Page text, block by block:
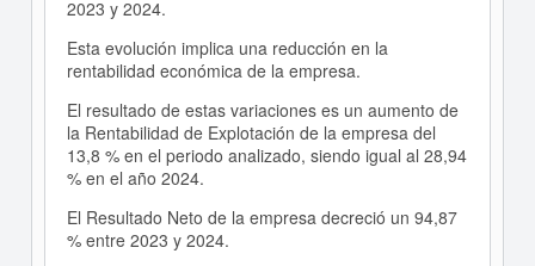
2023 y 2024.
Esta evolución implica una reducción en la
rentabilidad económica de la empresa.
El resultado de estas variaciones es un aumento de
la Rentabilidad de Explotación de la empresa del
13,8 % en el periodo analizado, siendo igual al 28,94
% en el año 2024.
El Resultado Neto de la empresa decreció un 94,87
% entre 2023 y 2024.